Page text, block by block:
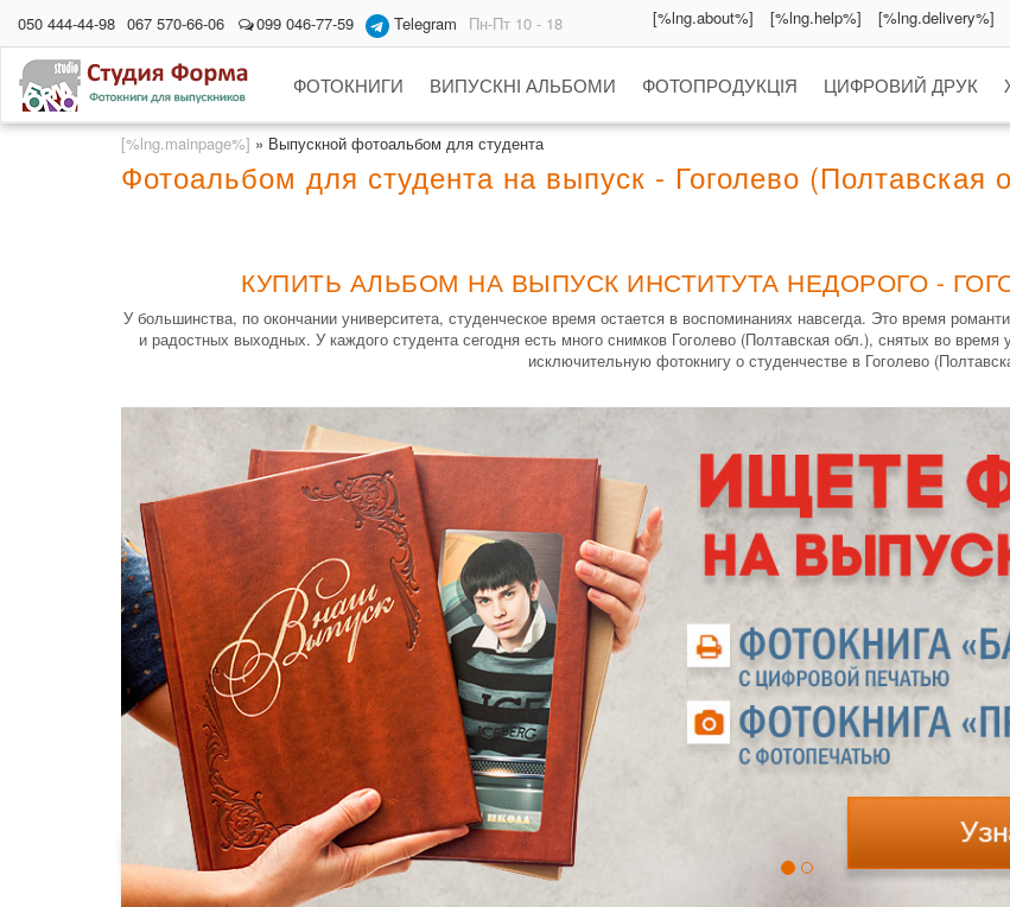
050 444-44-98 067 570-66-06 099 046-77-59 Telegram Пн-Пт 10 - 18 [%lng.about%] [%lng.help%] [%lng.delivery%]
ФОТОКНИГИ ВИПУСКНІ АЛЬБОМИ ФОТОПРОДУКЦІЯ ЦИФРОВИЙ ДРУК
[%lng.mainpage%] » Выпускной фотоальбом для студента
Фотоальбом для студента на выпуск - Гоголево (Полтавская
КУПИТЬ АЛЬБОМ НА ВЫПУСК ИНСТИТУТА НЕДОРОГО -
У большинства, по окончании университета, студенческое время остается в воспоминаниях навсегда. Это время
и радостных выходных. У каждого студента сегодня есть много снимков Гоголево (Полтавская обл.), снятых во
исключительную фотокнигу о студенчестве в Гоголево